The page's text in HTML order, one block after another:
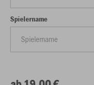
Spielername